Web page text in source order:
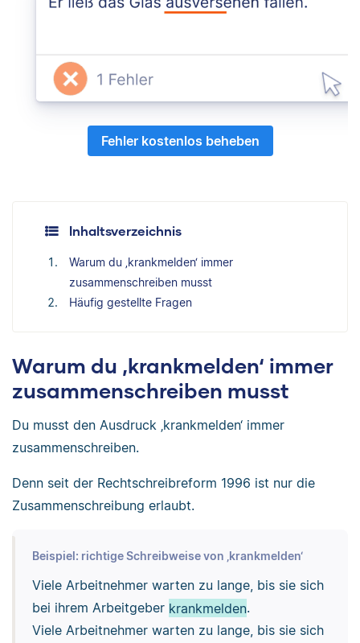
Fehler kostenlos beheben
Inhaltsverzeichnis
Warum du ‚krankmelden‘ immer
zusammenschreiben musst
Häufig gestellte Fragen
Warum du ‚krankmelden‘ immer
zusammenschreiben musst
Du musst den Ausdruck ‚krankmelden‘ immer
zusammenschreiben.
Denn seit der Rechtschreibreform 1996 ist nur die
Zusammenschreibung erlaubt.
Beispiel: richtige Schreibweise von ‚krankmelden‘
Viele Arbeitnehmer warten zu lange, bis sie sich
bei ihrem Arbeitgeber krankmelden.
Viele Arbeitnehmer warten zu lange, bis sie sich